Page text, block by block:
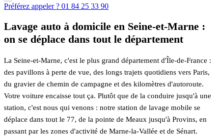
Préférez appeler ? 01 84 25 33 90
Lavage auto à domicile en Seine-et-Marne :
on se déplace dans tout le département
La Seine-et-Marne, c'est le plus grand département d'Île-de-France :
des pavillons à perte de vue, des longs trajets quotidiens vers Paris,
du gravier de chemin de campagne et des kilomètres d'autoroute.
Votre voiture encaisse tout ça. Plutôt que de la conduire jusqu'à une
station, c'est nous qui venons : notre station de lavage mobile se
déplace dans tout le 77, de la pointe de Meaux jusqu'à Provins, en
passant par les zones d'activité de Marne-la-Vallée et de Sénart.